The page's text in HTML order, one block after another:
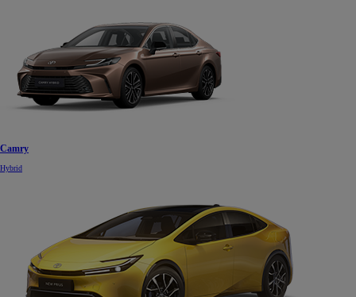
Camry
Hybrid